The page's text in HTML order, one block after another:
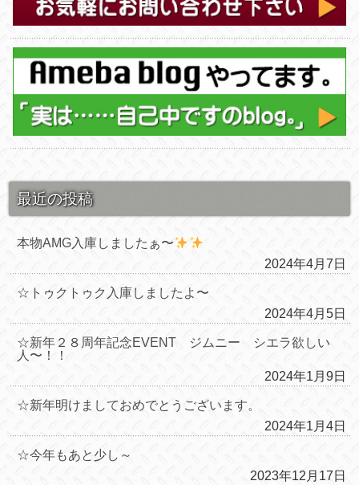
最近の投稿
本物AMG入庫しましたぁ〜
2024年4月7日
☆トゥクトゥク入庫しましたよ〜
2024年4月5日
☆新年２８周年記念EVENT ジムニー シエラ欲しい
人〜！！
2024年1月9日
☆新年明けましておめでとうございます。
2024年1月4日
☆今年もあと少し～
2023年12月17日